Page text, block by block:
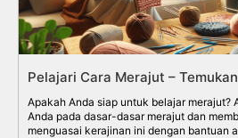
Pelajari Cara Merajut –
Apakah Anda siap untuk belajar merajut?
Anda pada dasar-dasar merajut dan
menguasai kerajinan ini dengan bantuan